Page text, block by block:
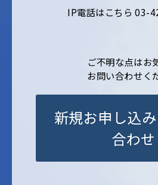
IP電話はこちら 03-
ご不明な点はお
お問い合わせく
新規お申し込
合わせ